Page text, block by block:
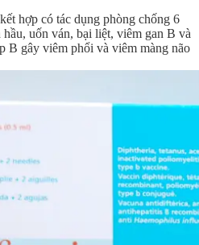
hợp có tác dụng phòng chống 6
uốn ván, bại liệt, viêm gan B và
B gây viêm phổi và viêm màng não